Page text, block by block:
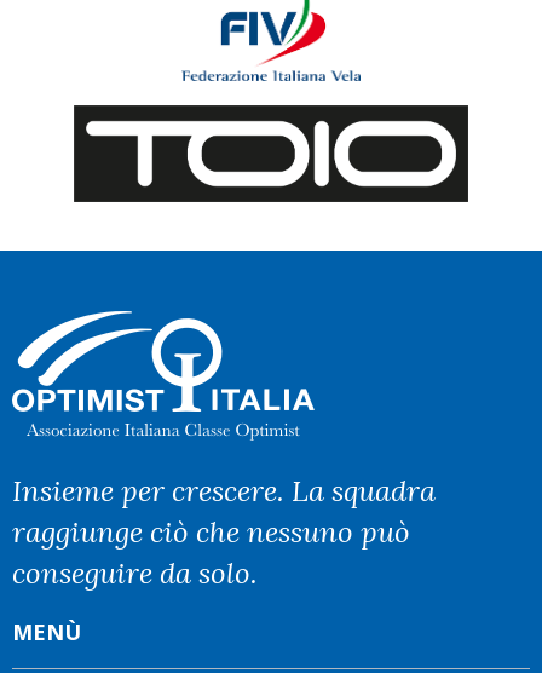
Insieme per crescere. La squadra
raggiunge ciò che nessuno può
conseguire da solo.
MENÙ